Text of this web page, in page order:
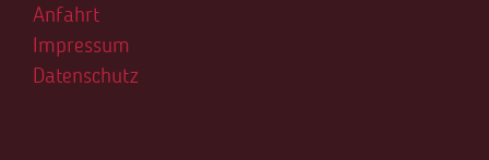
Anfahrt
Impressum
Datenschutz